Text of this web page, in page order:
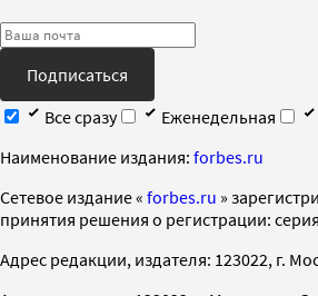
Подписаться
Все сразу
Еженедельная
Наименование издания: forbes.ru
Cетевое издание « forbes.ru »
принятия решения о регистрации:
Адрес редакции, издателя: 123022, г.